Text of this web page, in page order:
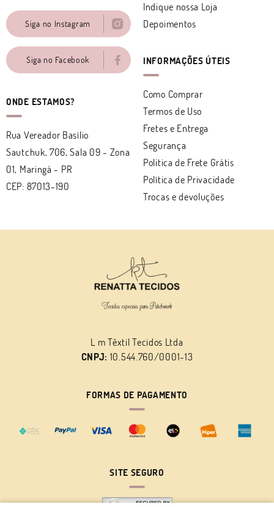
Siga no Instagram
Siga no Facebook
ONDE ESTAMOS?
Rua Vereador Basílio
Sautchuk, 706, Sala 09 - Zona
01, Maringá - PR
CEP: 87013-190
Indique nossa Loja
Depoimentos
INFORMAÇÕES ÚTEIS
Como Comprar
Termos de Uso
Fretes e Entrega
Segurança
Politica de Frete Grátis
Política de Privacidade
Trocas e devoluções
L m Têxtil Tecidos Ltda
CNPJ: 10.544.760/0001-13
FORMAS DE PAGAMENTO
SITE SEGURO